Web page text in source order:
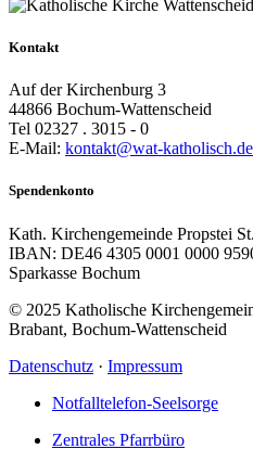
Kontakt
Auf der Kirchenburg 3
44866 Bochum-Wattenscheid
Tel 02327 . 3015 - 0
E-Mail: kontakt@wat-katholisch.de
Spendenkonto
Kath. Kirchengemeinde Propstei
IBAN: DE46 4305 0001 0000
Sparkasse Bochum
© 2025 Katholische
Brabant, Bochum-Wattenscheid
Datenschutz · Impressum
Notfalltelefon-Seelsorge
Zentrales Pfarrbüro